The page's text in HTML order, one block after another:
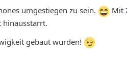
umgestiegen zu sein.
Mit
hinausstarrt.
gebaut wurden!